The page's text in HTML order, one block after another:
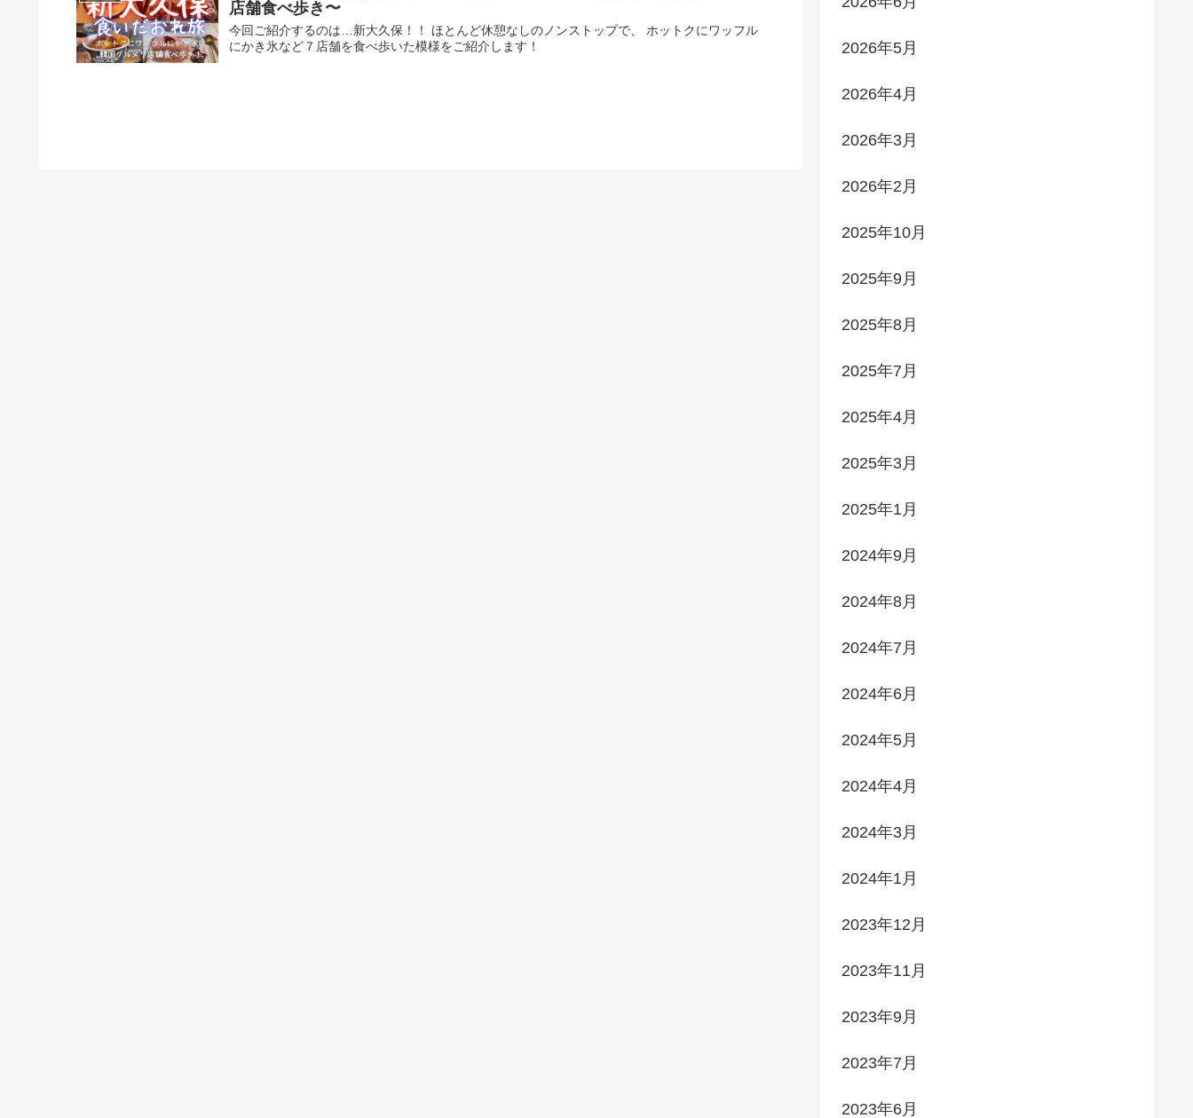
店舗食べ歩き〜
今回ご紹介するのは…新大久保！！ ほとんど休憩なしのノンストップで、 ホットクにワッフル
にかき氷など７店舗を食べ歩いた模様をご紹介します！
2026年5月
2026年4月
2026年3月
2026年2月
2025年10月
2025年9月
2025年8月
2025年7月
2025年4月
2025年3月
2025年1月
2024年9月
2024年8月
2024年7月
2024年6月
2024年5月
2024年4月
2024年3月
2024年1月
2023年12月
2023年11月
2023年9月
2023年7月
2023年6月